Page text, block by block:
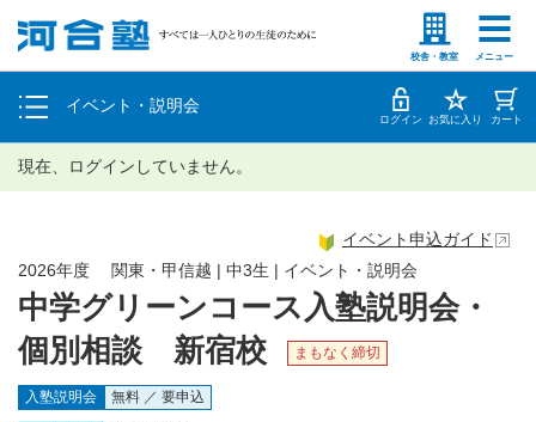
校舎・教室 メニュー
塾生の方 高等学校の先生
イベント・説明会
個別相談
体験授業 ログイン お気に入り カート
現在、ログインしていません。
中学グリーンコース入塾説明会・
個別相談 新宿校
まもなく締切
2026年度 関東・甲信越 | 中3生 | イベント・説明会
イベント申込ガイド
入塾説明会 無料 ／ 要申込